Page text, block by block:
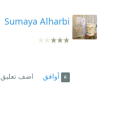
Sumaya Alharbi
أوافق اضف تعليق